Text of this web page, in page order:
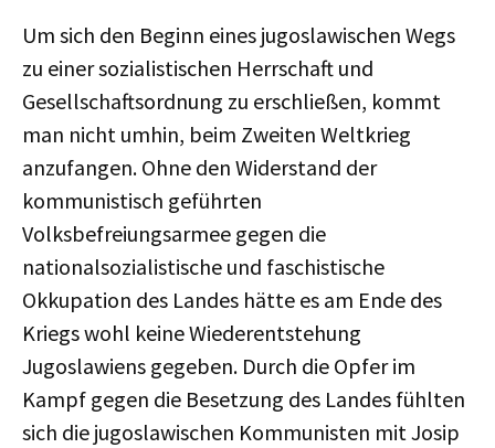
Um sich den Beginn eines jugoslawischen Wegs
zu einer sozialistischen Herrschaft und
Gesellschaftsordnung zu erschließen, kommt
man nicht umhin, beim Zweiten Weltkrieg
anzufangen. Ohne den Widerstand der
kommunistisch geführten
Volksbefreiungsarmee gegen die
nationalsozialistische und faschistische
Okkupation des Landes hätte es am Ende des
Kriegs wohl keine Wiederentstehung
Jugoslawiens gegeben. Durch die Opfer im
Kampf gegen die Besetzung des Landes fühlten
sich die jugoslawischen Kommunisten mit Josip